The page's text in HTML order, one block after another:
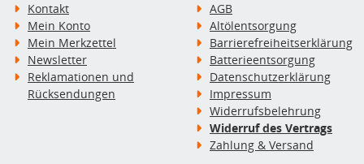
Kontakt
Mein Konto
Mein Merkzettel
Newsletter
Reklamationen und
Rücksendungen
AGB
Altölentsorgung
Barrierefreiheitserklärung
Batterieentsorgung
Datenschutzerklärung
Impressum
Widerrufsbelehrung
Widerruf des Vertrags
Zahlung & Versand